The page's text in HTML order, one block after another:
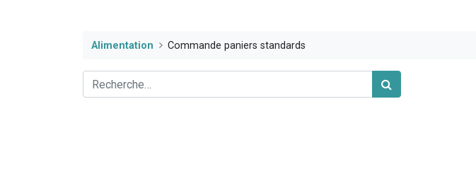
Alimentation Commande paniers standards